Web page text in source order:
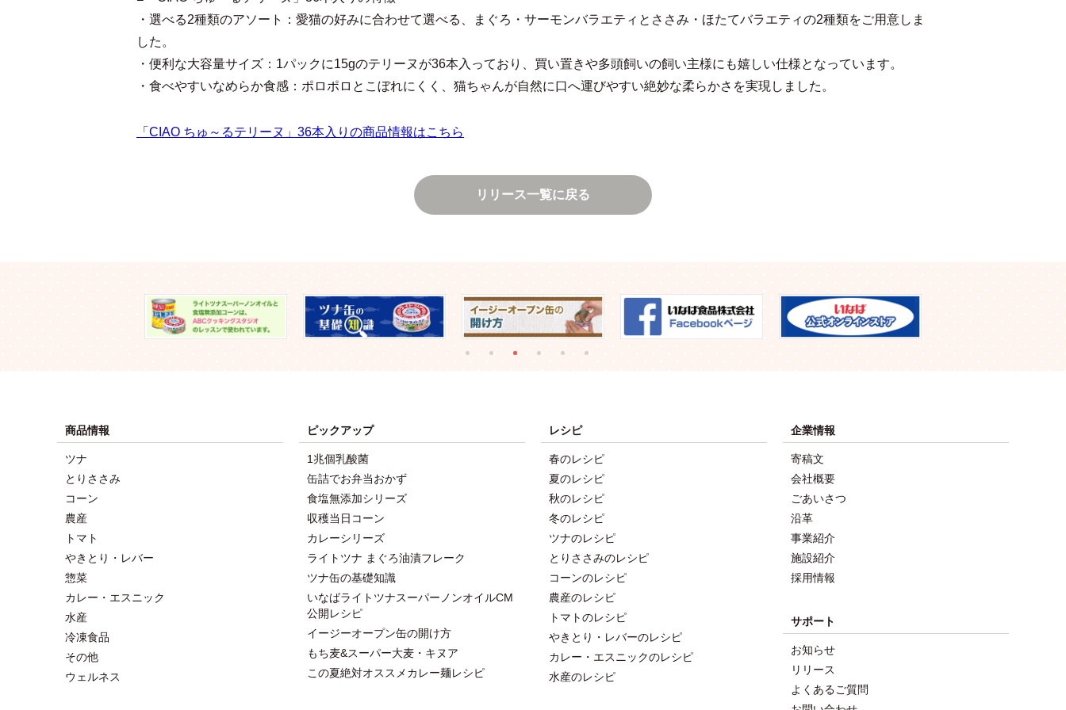
・選べる2種類のアソート：愛猫の好みに合わせて選べる、まぐろ・サーモンバラエティとささみ・ほたてバラエティの2種類をご用意しま
した。
・便利な大容量サイズ：1パックに15gのテリーヌが36本入っており、買い置きや多頭飼いの飼い主様にも嬉しい仕様となっています。
・食べやすいなめらか食感：ポロポロとこぼれにくく、猫ちゃんが自然に口へ運びやすい絶妙な柔らかさを実現しました。
「CIAO ちゅ～るテリーヌ」36本入りの商品情報はこちら
リリース一覧に戻る
商品情報
ツナ
とりささみ
コーン
農産
トマト
やきとり・レバー
惣菜
カレー・エスニック
水産
冷凍食品
その他
ウェルネス
ピックアップ
1兆個乳酸菌
缶詰でお弁当おかず
食塩無添加シリーズ
収穫当日コーン
カレーシリーズ
ライトツナ まぐろ油漬フレーク
ツナ缶の基礎知識
いなばライトツナスーパーノンオイルCM
公開レシピ
イージーオープン缶の開け方
もち麦&スーパー大麦・キヌア
この夏絶対オススメカレー麺レシピ
レシピ
春のレシピ
夏のレシピ
秋のレシピ
冬のレシピ
ツナのレシピ
とりささみのレシピ
コーンのレシピ
農産のレシピ
トマトのレシピ
やきとり・レバーのレシピ
カレー・エスニックのレシピ
水産のレシピ
企業情報
寄稿文
会社概要
ごあいさつ
沿革
事業紹介
施設紹介
採用情報
サポート
お知らせ
リリース
よくあるご質問